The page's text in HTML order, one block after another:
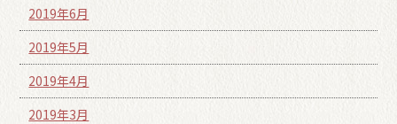
2019年6月
2019年5月
2019年4月
2019年3月